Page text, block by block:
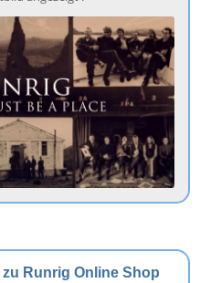
Runrig Online Shop